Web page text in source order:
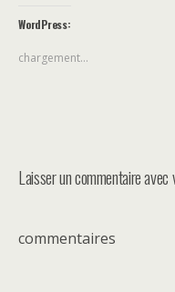
WordPress:
chargement…
Laisser un commentaire
commentaires